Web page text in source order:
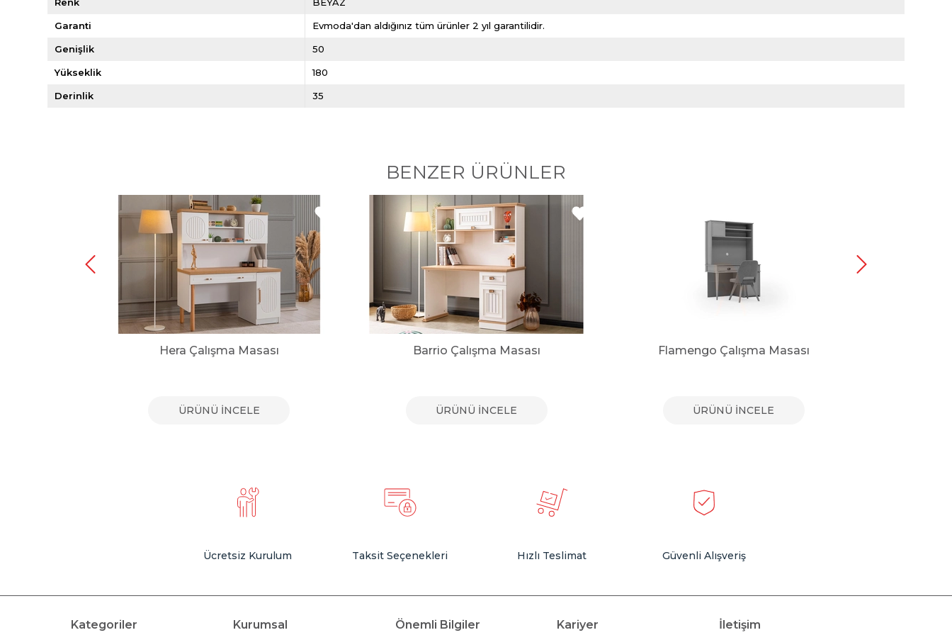
Garanti Evmoda'dan aldığınız tüm ürünler 2 yıl garantilidir.
Genişlik 50
Yükseklik 180
Derinlik 35
BENZER ÜRÜNLER
Hera Çalışma Masası
ÜRÜNÜ İNCELE
Barrio Çalışma Masası
ÜRÜNÜ İNCELE
Flamengo Çalışma Masası
ÜRÜNÜ İNCELE
Ücretsiz Kurulum Taksit Seçenekleri Hızlı Teslimat Güvenli Alışveriş
Kategoriler Kurumsal Önemli Bilgiler Kariyer İletişim